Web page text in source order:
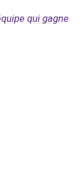
qui gagne